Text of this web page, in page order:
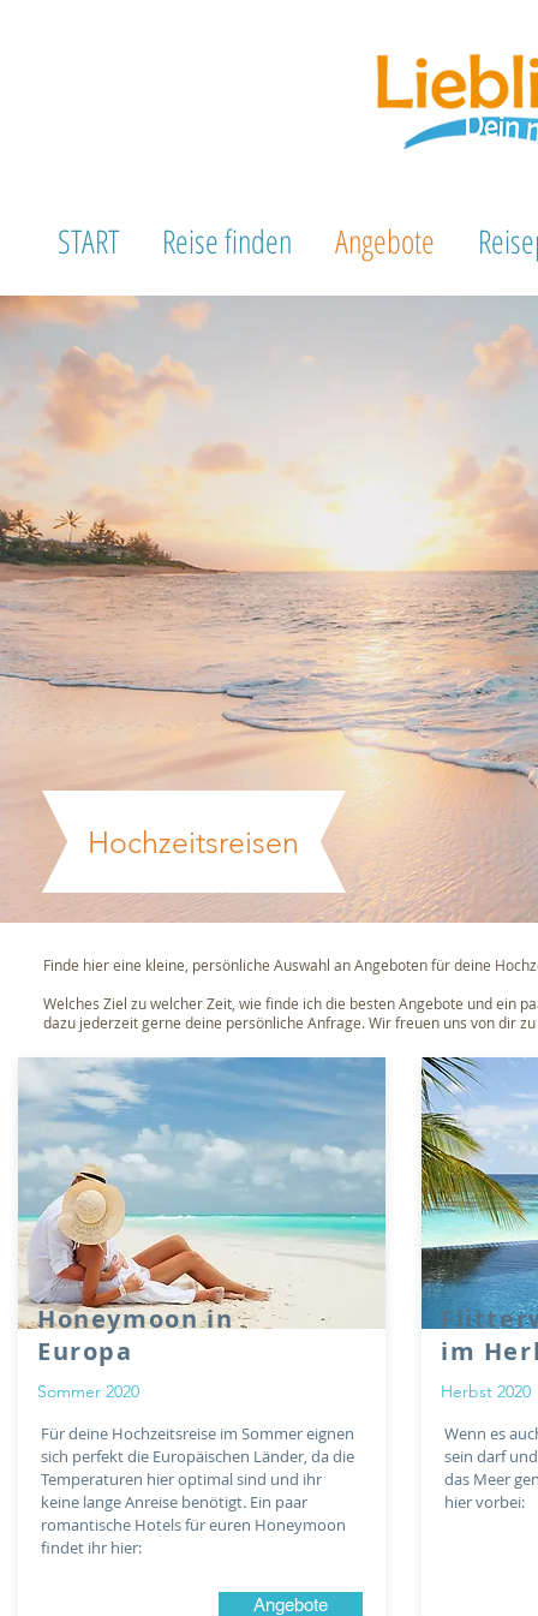
START Reise finden Angebote
Hochzeitsreisen
Finde hier eine kleine, persönliche Auswahl an Angeboten für deine
Welches Ziel zu welcher Zeit, wie finde ich die besten Angebote und ein
dazu jederzeit gerne deine persönliche Anfrage. Wir freuen uns von dir
Honeymoon in
Europa
Sommer 2020
Für deine Hochzeitsreise im Sommer eignen
sich perfekt die Europäischen Länder, da die
Temperaturen hier optimal sind und ihr
keine lange Anreise benötigt. Ein paar
romantische Hotels für euren Honeymoon
findet ihr hier:
Angebote
im
Herbst 2020
Wenn es
sein darf
das Meer
hier vorbei: